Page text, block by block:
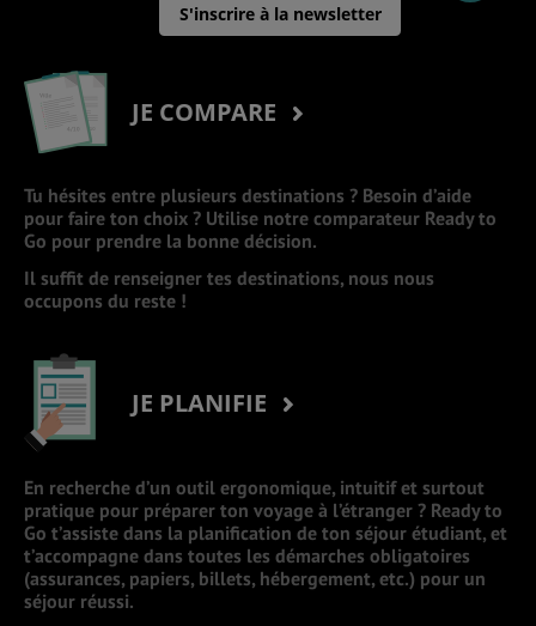
S'inscrire à la newsletter
JE COMPARE
Tu hésites entre plusieurs destinations ? Besoin d’aide
pour faire ton choix ? Utilise notre comparateur Ready to
Go pour prendre la bonne décision.
Il suffit de renseigner tes destinations, nous nous
occupons du reste !
JE PLANIFIE
En recherche d’un outil ergonomique, intuitif et surtout
pratique pour préparer ton voyage à l’étranger ? Ready to
Go t’assiste dans la planification de ton séjour étudiant, et
t’accompagne dans toutes les démarches obligatoires
(assurances, papiers, billets, hébergement, etc.) pour un
séjour réussi.